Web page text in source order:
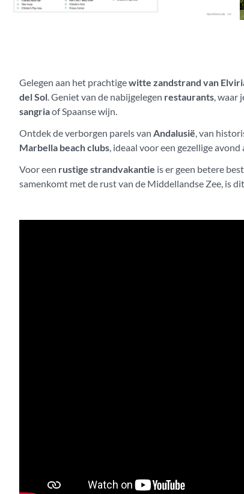
Gelegen aan het prachtigewitte zandstrand van
del Sol. Geniet van de nabijgelegen restaurants, waar
sangriaof Spaanse wijn.
Ontdek de verborgen parels vanAndalusië, van
Marbella beach clubs, ideaal voor een gezellige avond
Voor een rustige strandvakantie is er geen betere
samenkomt met de rust van de Middellandse Zee, is